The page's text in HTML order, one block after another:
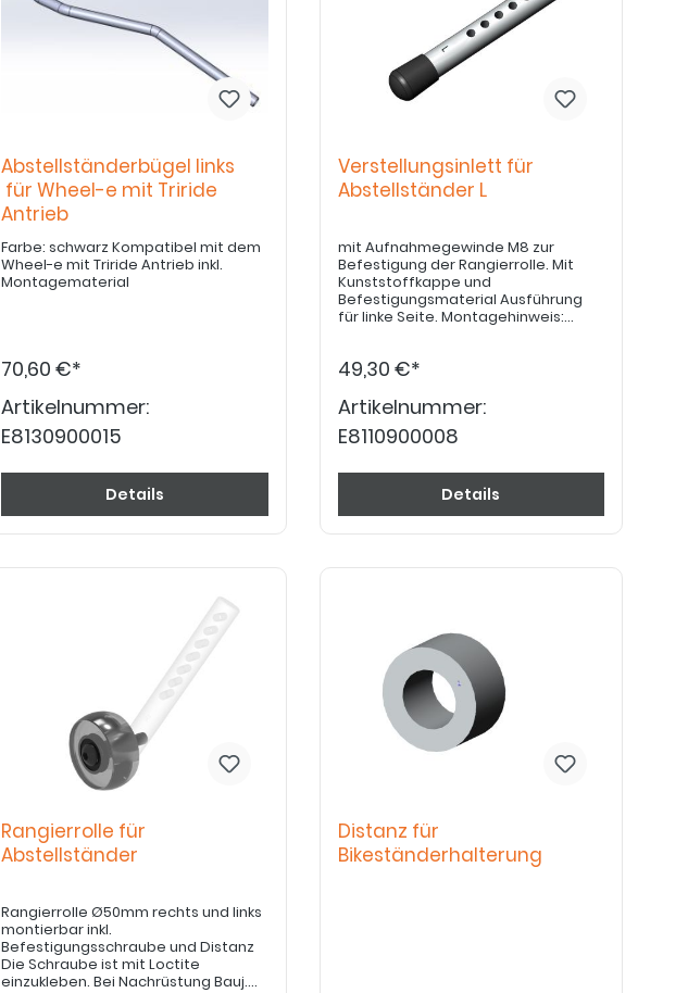
Abstellständerbügel links
für Wheel-e mit Triride
Antrieb
Farbe: schwarz Kompatibel mit dem
Wheel-e mit Triride Antrieb inkl.
Montagematerial
70,60 €*
Artikelnummer:
E8130900015
Details
Verstellungsinlett für
Abstellständer L
mit Aufnahmegewinde M8 zur
Befestigung der Rangierrolle. Mit
Kunststoffkappe und
Befestigungsmaterial Ausführung
für linke Seite. Montagehinweis:
49,30 €*
Artikelnummer:
E8110900008
Details
Rangierrolle für
Abstellständer
Rangierrolle Ø50mm rechts und links
montierbar inkl.
Befestigungsschraube und Distanz
Die Schraube ist mit Loctite
einzukleben. Bei Nachrüstung Bauj.
Distanz für
Bikeständerhalterung